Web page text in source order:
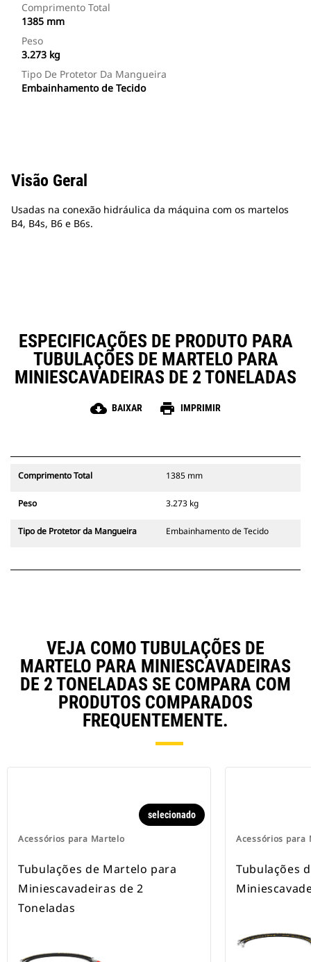
Comprimento Total
1385 mm
Peso
3.273 kg
Tipo De Protetor Da Mangueira
Embainhamento de Tecido
Visão Geral
Usadas na conexão hidráulica da máquina com os martelos
B4, B4s, B6 e B6s.
ESPECIFICAÇÕES DE PRODUTO PARA
TUBULAÇÕES DE MARTELO PARA
MINIESCAVADEIRAS DE 2 TONELADAS
cloud_download BAIXAR print IMPRIMIR
Comprimento Total 1385 mm
Peso 3.273 kg
Tipo de Protetor da Mangueira Embainhamento de Tecido
VEJA COMO TUBULAÇÕES DE
MARTELO PARA MINIESCAVADEIRAS
DE 2 TONELADAS SE COMPARA COM
PRODUTOS COMPARADOS
FREQUENTEMENTE.
Acessórios para Martelo
selecionado
Tubulações de Martelo para
Miniescavadeiras de 2
Toneladas
Acessórios para
Tubulações